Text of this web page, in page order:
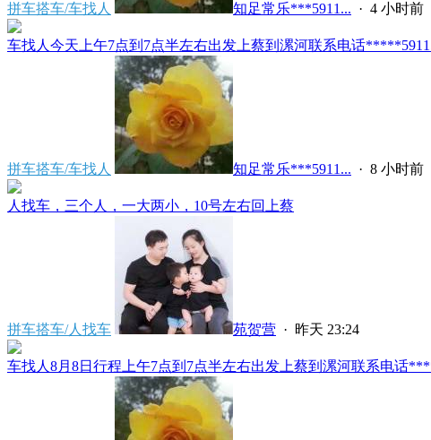
拼车搭车/车找人 知足常乐***5911... · 4 小时前
车找人今天上午7点到7点半左右出发上蔡到漯河联系电话
拼车搭车/车找人 知足常乐***5911... · 8 小时前
人找车，三个人，一大两小，10号左右回上蔡
拼车搭车/人找车 苑贺营 · 昨天 23:24
车找人8月8日行程上午7点到7点半左右出发上蔡到漯河联系电话